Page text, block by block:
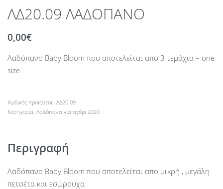
ΛΔ20.09 ΛΑΔΟΠΑΝΟ
0,00€
Λαδόπανο Baby Bloom που αποτελείται απο 3 τεμάχια – one
size
ΛΔ20.09
Κατηγορία: Λαδόπανα για αγόρι 2020
Περιγραφή
Λαδόπανο Baby Bloom που αποτελείται απο μικρή , μεγάλη
πετσέτα και εσώρουχα